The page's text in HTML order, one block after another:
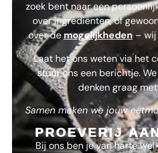
zoek bent naar een
over ingrediënten, of
over demogelijkheden – wij
Laat het ons weten via het
stuur ons een berichtje.
denken graag
Samen maken we jouw
PROEVERIJ
Bij ons ben je van harte